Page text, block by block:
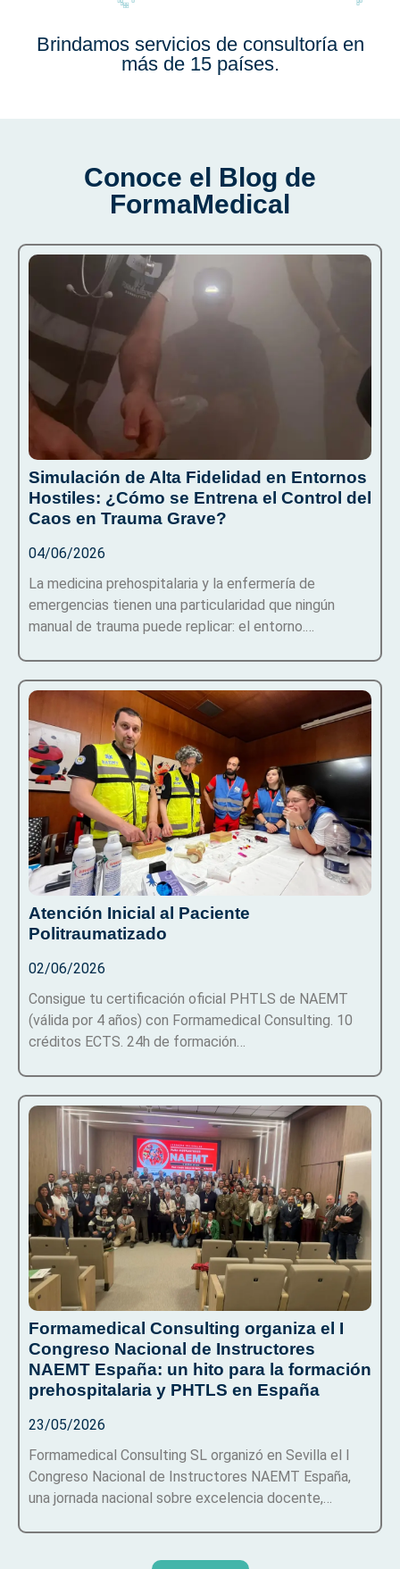
Brindamos servicios de consultoría en
más de 15 países.
Conoce el Blog de
FormaMedical
Simulación de Alta Fidelidad en Entornos
Hostiles: ¿Cómo se Entrena el Control del
Caos en Trauma Grave?
04/06/2026
La medicina prehospitalaria y la enfermería de
emergencias tienen una particularidad que ningún
manual de trauma puede replicar: el entorno.…
Atención Inicial al Paciente
Politraumatizado
02/06/2026
Consigue tu certificación oficial PHTLS de NAEMT
(válida por 4 años) con Formamedical Consulting. 10
créditos ECTS. 24h de formación…
Formamedical Consulting organiza el I
Congreso Nacional de Instructores
NAEMT España: un hito para la formación
prehospitalaria y PHTLS en España
23/05/2026
Formamedical Consulting SL organizó en Sevilla el I
Congreso Nacional de Instructores NAEMT España,
una jornada nacional sobre excelencia docente,…